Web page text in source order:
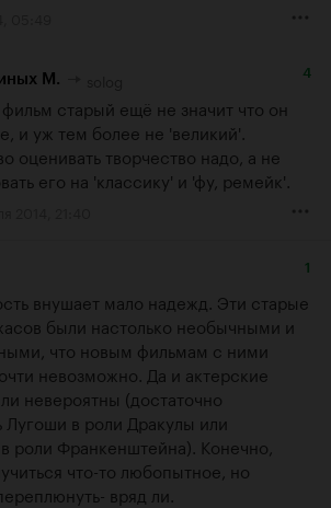
М. 4
старый ещё не значит что он
и уж тем более не 'великий'.
оценивать творчество надо, а не
его на 'классику' и 'фу, ремейк'.
1
внушает мало надежд. Эти старые
были настолько необычными и
что новым фильмам с ними
невозможно. Да и актерские
невероятны (достаточно
Лугоши в роли Дракулы или
роли Франкенштейна). Конечно,
что-то любопытное, но
вряд ли.